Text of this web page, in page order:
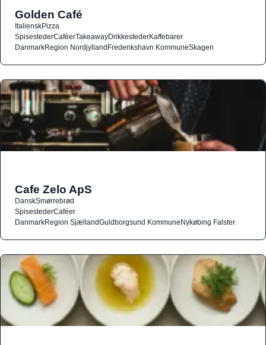
Golden Café
ItalienskPizza
SpisestederCaféerTakeawayDrikkestederKaffebarer
DanmarkRegion NordjyllandFrederikshavn KommuneSkagen
Cafe Zelo ApS
DanskSmørrebrød
SpisestederCaféer
DanmarkRegion SjællandGuldborgsund KommuneNykøbing Falster